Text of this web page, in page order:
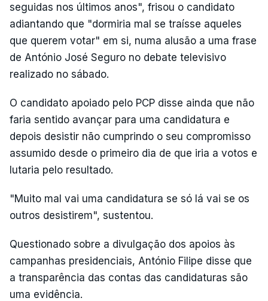
seguidas nos últimos anos", frisou o candidato
adiantando que "dormiria mal se traísse aqueles
que querem votar" em si, numa alusão a uma frase
de António José Seguro no debate televisivo
realizado no sábado.
O candidato apoiado pelo PCP disse ainda que não
faria sentido avançar para uma candidatura e
depois desistir não cumprindo o seu compromisso
assumido desde o primeiro dia de que iria a votos e
lutaria pelo resultado.
"Muito mal vai uma candidatura se só lá vai se os
outros desistirem", sustentou.
Questionado sobre a divulgação dos apoios às
campanhas presidenciais, António Filipe disse que
a transparência das contas das candidaturas são
uma evidência.